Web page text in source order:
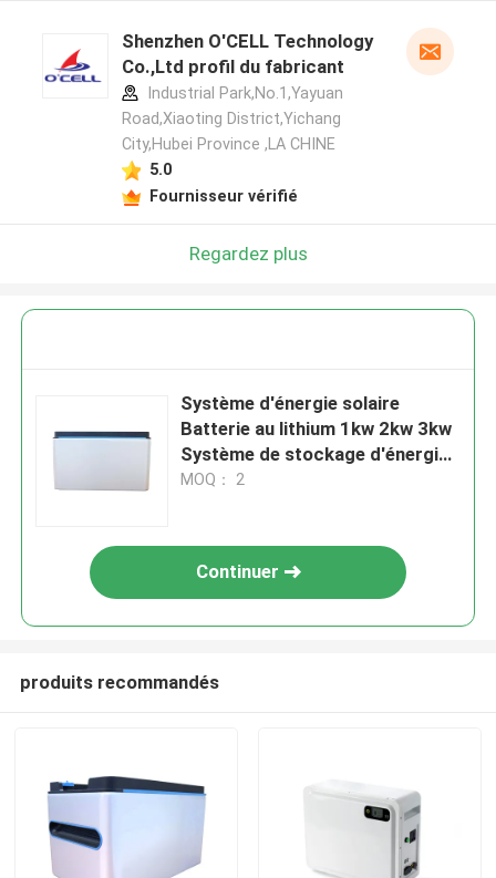
Shenzhen O'CELL Technology
Co.,Ltd profil du fabricant
Industrial Park,No.1,Yayuan
Road,Xiaoting District,Yichang
City,Hubei Province ,LA CHINE
5.0
Fournisseur vérifié
Regardez plus
Système d'énergie solaire
Batterie au lithium 1kw 2kw 3kw
Système de stockage d'énergie
hors réseau
MOQ： 2
Continuer
produits recommandés